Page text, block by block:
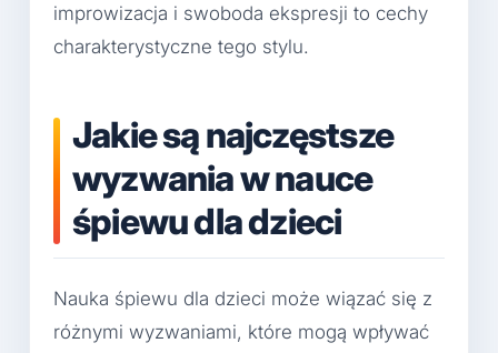
improwizacja i swoboda ekspresji to cechy
charakterystyczne tego stylu.
Jakie są najczęstsze
wyzwania w nauce
śpiewu dla dzieci
Nauka śpiewu dla dzieci może wiązać się z
różnymi wyzwaniami, które mogą wpływać